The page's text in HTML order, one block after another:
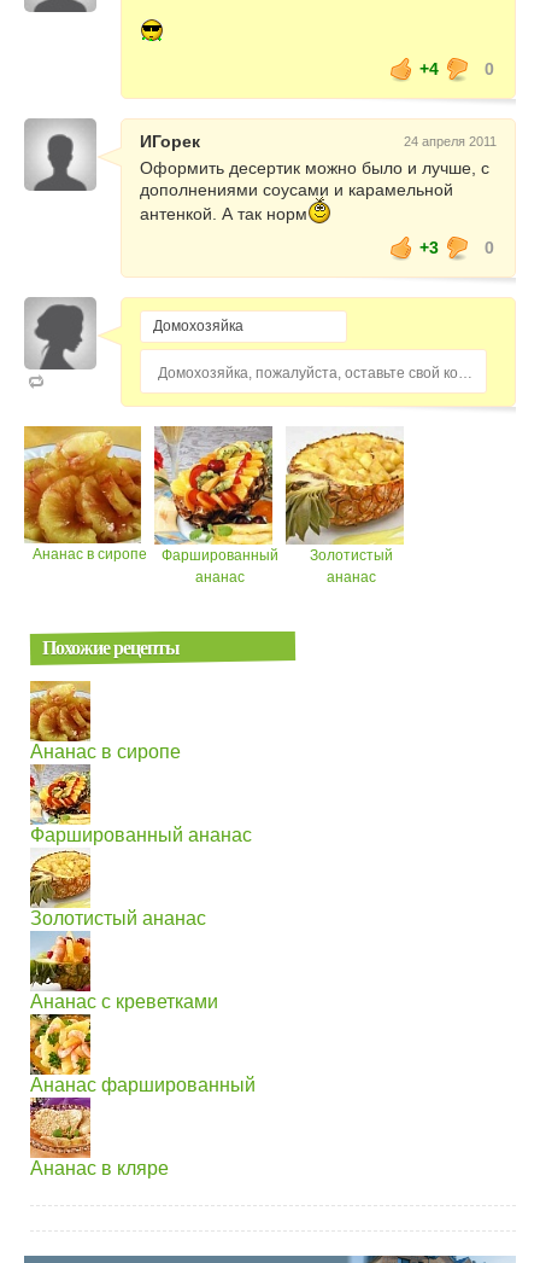
+4 0
ИГорек 24 апреля 2011
Оформить десертик можно было и лучше, с
дополнениями соусами и карамельной
антенкой. А так норм
+3
0
Домохозяйка, пожалуйста, оставьте свой комментарий...
Ананас в сиропе
Фаршированный
ананас
Золотистый
ананас
Похожие рецепты
Ананас в сиропе
Фаршированный ананас
Золотистый ананас
Ананас с креветками
Ананас фаршированный
Ананас в кляре